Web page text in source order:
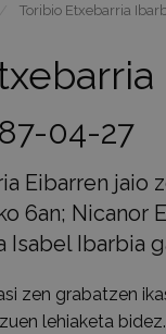
Toribio Etxebarria
04-27
Eibarren jaio
6an; Nicanor
Isabel Ibarbia
zen grabatzen
lehiaketa